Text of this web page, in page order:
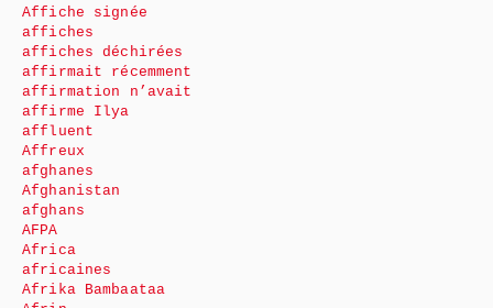
Affiche signée
affiches
affiches déchirées
affirmait récemment
affirmation n’avait
affirme Ilya
affluent
Affreux
afghanes
Afghanistan
afghans
AFPA
Africa
africaines
Afrika Bambaataa